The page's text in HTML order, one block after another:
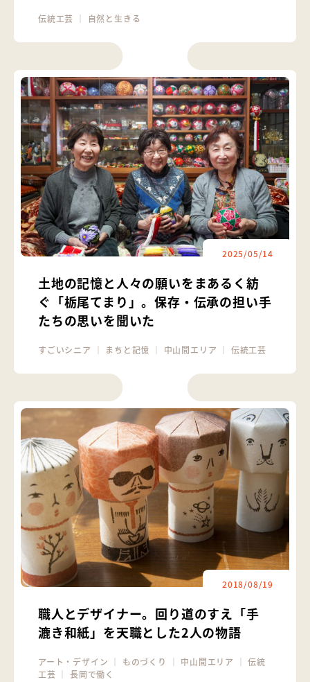
伝統工芸 自然と生きる
2025/05/14
土地の記憶と人々の願いをまあるく紡
ぐ「栃尾てまり」。保存・伝承の担い手
たちの思いを聞いた
すごいシニア ｜ まちと記憶 ｜ 中山間エリア ｜ 伝統工芸
2018/08/19
職人とデザイナー。回り道のすえ「手
漉き和紙」を天職とした2人の物語
アート・デザイン ｜ ものづくり ｜ 中山間エリア ｜伝統
工芸 ｜長岡で働く